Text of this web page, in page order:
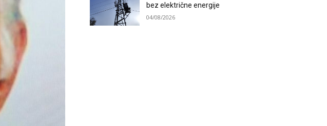
bez električne energije
04/08/2026